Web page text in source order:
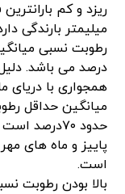
میلیمتر بارندگی
درصد می باشد.
همجواری با دریای
میانگین حداقل
حدود
است.
بالا بودن رطوبت